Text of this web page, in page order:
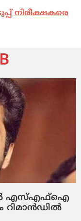
നിരീക്ഷകരെ
എസ്എഫ്‌ഐ
റിമാന്‍ഡില്‍